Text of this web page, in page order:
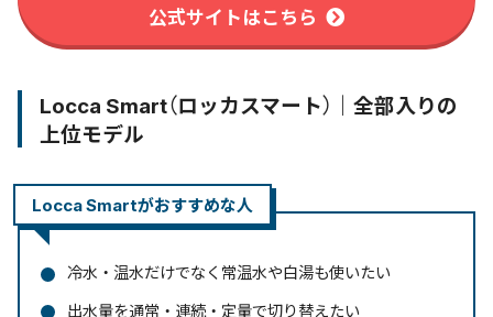
公式サイトはこちら
Locca Smart（ロッカスマート）｜全部入りの
上位モデル
Locca Smartがおすすめな人
冷水・温水だけでなく常温水や白湯も使いたい
出水量を通常・連続・定量で切り替えたい